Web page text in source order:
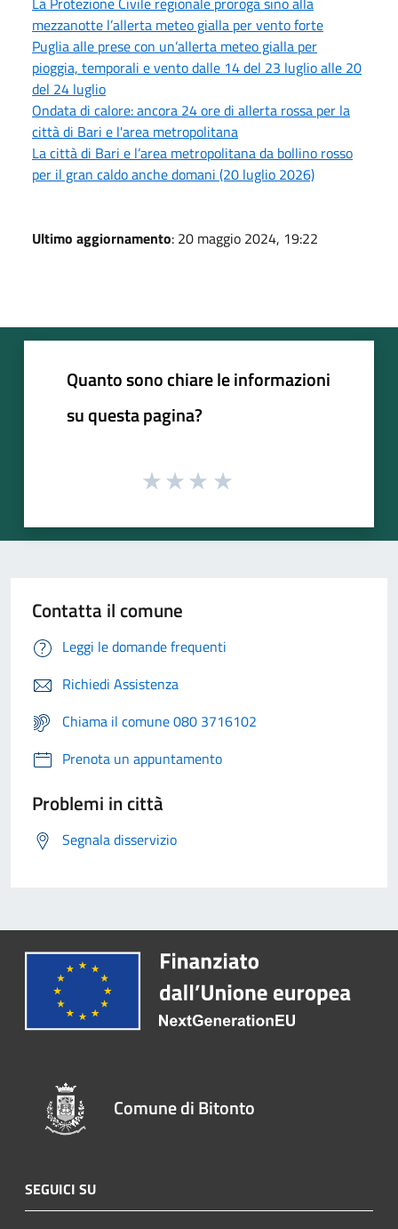
mezzanotte l’allerta meteo gialla per vento forte
Puglia alle prese con un’allerta meteo gialla per
pioggia, temporali e vento dalle 14 del 23 luglio alle 20
del 24 luglio
Ondata di calore: ancora 24 ore di allerta rossa per la
città di Bari e l'area metropolitana
La città di Bari e l’area metropolitana da bollino rosso
per il gran caldo anche domani (20 luglio 2026)
Ultimo aggiornamento: 20 maggio 2024, 19:22
Quanto sono chiare le informazioni
su questa pagina?
Contatta il comune
Leggi le domande frequenti
Richiedi Assistenza
Chiama il comune 080 3716102
Prenota un appuntamento
Problemi in città
Segnala disservizio
Comune di Bitonto
SEGUICI SU